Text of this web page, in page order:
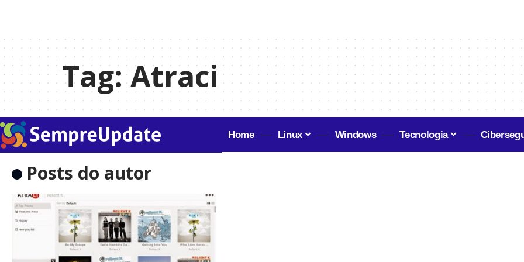
Tag:Atraci
Home Linux Windows Tecnologia
Posts do autor